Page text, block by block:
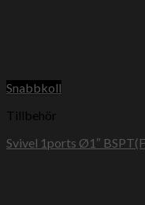
Snabbkoll
Tillbehör
Svivel 1ports Ø1″